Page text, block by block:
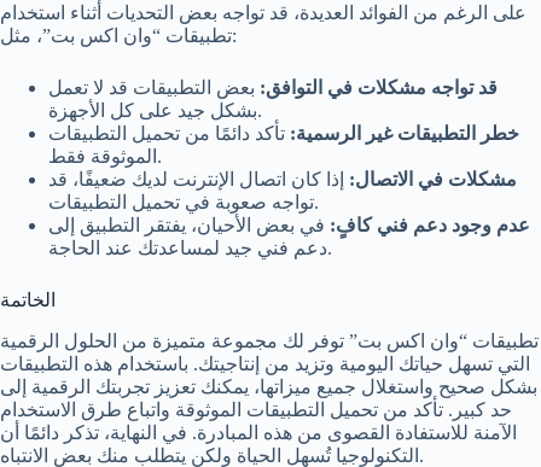
على الرغم من الفوائد العديدة، قد تواجه بعض التحديات أثناء استخدام
تطبيقات “وان اكس بت”، مثل:
قد تواجه مشكلات في التوافق: بعض التطبيقات قد لا تعمل
بشكل جيد على كل الأجهزة.
خطر التطبيقات غير الرسمية: تأكد دائمًا من تحميل التطبيقات
الموثوقة فقط.
مشكلات في الاتصال: إذا كان اتصال الإنترنت لديك ضعيفًا، قد
تواجه صعوبة في تحميل التطبيقات.
عدم وجود دعم فني كافٍ: في بعض الأحيان، يفتقر التطبيق إلى
دعم فني جيد لمساعدتك عند الحاجة.
الخاتمة
تطبيقات “وان اكس بت” توفر لك مجموعة متميزة من الحلول الرقمية
التي تسهل حياتك اليومية وتزيد من إنتاجيتك. باستخدام هذه التطبيقات
بشكل صحيح واستغلال جميع ميزاتها، يمكنك تعزيز تجربتك الرقمية إلى
حد كبير. تأكد من تحميل التطبيقات الموثوقة واتباع طرق الاستخدام
الآمنة للاستفادة القصوى من هذه المبادرة. في النهاية، تذكر دائمًا أن
التكنولوجيا تُسهل الحياة ولكن يتطلب منك بعض الانتباه.